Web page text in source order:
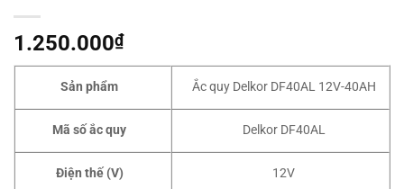
1.250.000₫
Sản phẩm Ắc quy Delkor DF40AL 12V-40AH
Mã số ắc quy Delkor DF40AL
Điện thế (V) 12V